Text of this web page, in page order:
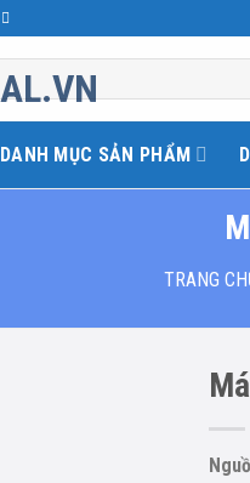
DANH MỤC SẢN PHẨM
TRANG